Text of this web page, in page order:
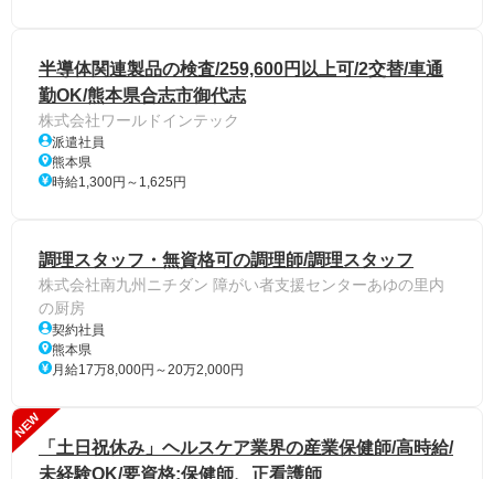
半導体関連製品の検査/259,600円以上可/2交替/車通
勤OK/熊本県合志市御代志
株式会社ワールドインテック
派遣社員
熊本県
時給1,300円～1,625円
調理スタッフ・無資格可の調理師/調理スタッフ
株式会社南九州ニチダン 障がい者支援センターあゆの里内
の厨房
契約社員
熊本県
月給17万8,000円～20万2,000円
NEW
「土日祝休み」ヘルスケア業界の産業保健師/高時給/
未経験OK/要資格:保健師、正看護師